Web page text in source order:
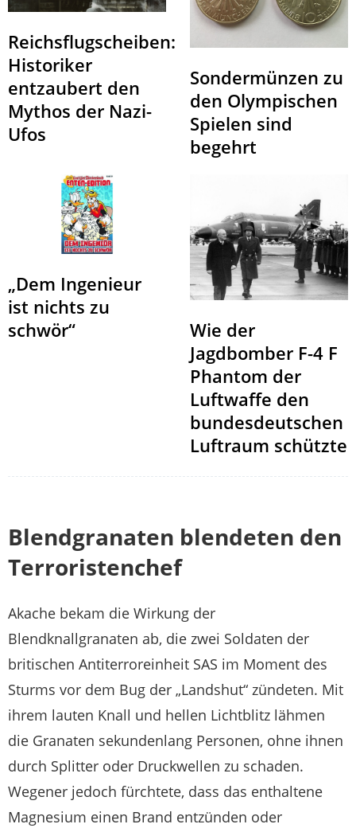
Reichsflugscheiben:
Historiker
entzaubert den
Mythos der Nazi-
Ufos
Sondermünzen zu
den Olympischen
Spielen sind
begehrt
„Dem Ingenieur
ist nichts zu
schwör“
Wie der
Jagdbomber F-4 F
Phantom der
Luftwaffe den
bundesdeutschen
Luftraum schützte
Blendgranaten blendeten den
Terroristenchef
Akache bekam die Wirkung der
Blendknallgranaten ab, die zwei Soldaten der
britischen Antiterroreinheit SAS im Moment des
Sturms vor dem Bug der „Landshut“ zündeten. Mit
ihrem lauten Knall und hellen Lichtblitz lähmen
die Granaten sekundenlang Personen, ohne ihnen
durch Splitter oder Druckwellen zu schaden.
Wegener jedoch fürchtete, dass das enthaltene
Magnesium einen Brand entzünden oder